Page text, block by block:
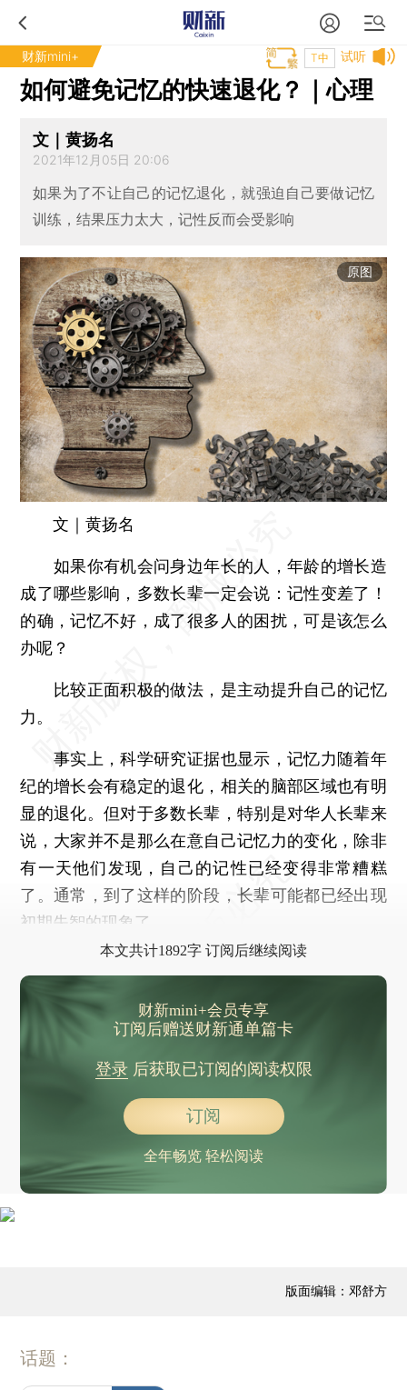
财新mini+ 试听
T中
如何避免记忆的快速退化？｜心理
文｜黄扬名
2021年12月05日 20:06
如果为了不让自己的记忆退化，就强迫自己要做记忆
训练，结果压力太大，记性反而会受影响
原图
文｜黄扬名
如果你有机会问身边年长的人，年龄的增长造
成了哪些影响，多数长辈一定会说：记性变差了！
的确，记忆不好，成了很多人的困扰，可是该怎么
办呢？
比较正面积极的做法，是主动提升自己的记忆
力。
事实上，科学研究证据也显示，记忆力随着年
纪的增长会有稳定的退化，相关的脑部区域也有明
显的退化。但对于多数长辈，特别是对华人长辈来
说，大家并不是那么在意自己记忆力的变化，除非
有一天他们发现，自己的记性已经变得非常糟糕
了。通常，到了这样的阶段，长辈可能都已经出现
初期失智的现象了。
本文共计1892字 订阅后继续阅读
财新mini+会员专享
订阅后赠送财新通单篇卡
登录后获取已订阅的阅读权限
订阅
全年畅览 轻松阅读
版面编辑：邓舒方
话题：